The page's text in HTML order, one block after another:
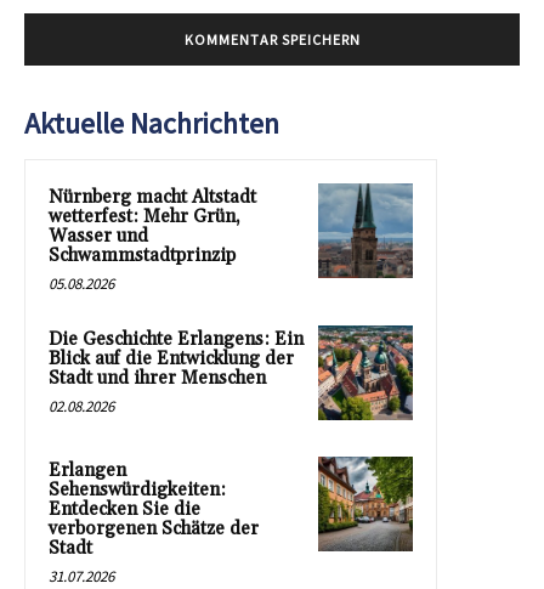
Aktuelle Nachrichten
Nürnberg macht Altstadt
wetterfest: Mehr Grün,
Wasser und
Schwammstadtprinzip
05.08.2026
Die Geschichte Erlangens: Ein
Blick auf die Entwicklung der
Stadt und ihrer Menschen
02.08.2026
Erlangen
Sehenswürdigkeiten:
Entdecken Sie die
verborgenen Schätze der
Stadt
31.07.2026